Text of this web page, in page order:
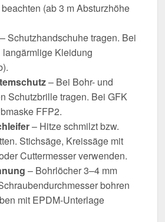
(ab 3 m Absturzhöhe
– Schutzhandschuhe tragen. Bei
Kleidung
– Bei Bohr- und
Schutzbrille tragen. Bei GFK
FFP2.
– Hitze schmilzt bzw.
Stichsäge, Kreissäge mit
Cuttermesser verwenden.
– Bohrlöcher 3–4 mm
bohren
mit EPDM-Unterlage